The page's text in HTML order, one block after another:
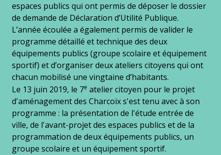
espaces publics qui ont permis de déposer le dossier
de demande de Déclaration d’Utilité Publique.
L’année écoulée a également permis de valider le
programme détaillé et technique des deux
équipements publics (groupe scolaire et équipement
sportif) et d’organiser deux ateliers citoyens qui ont
chacun mobilisé une vingtaine d’habitants.
Le 13 juin 2019, le 7e atelier citoyen pour le projet
d'aménagement des Charcoix s'est tenu avec à son
programme : la présentation de l'étude entrée de
ville, de l'avant-projet des espaces publics et de la
programmation de deux équipements publics, un
groupe scolaire et un équipement sportif.